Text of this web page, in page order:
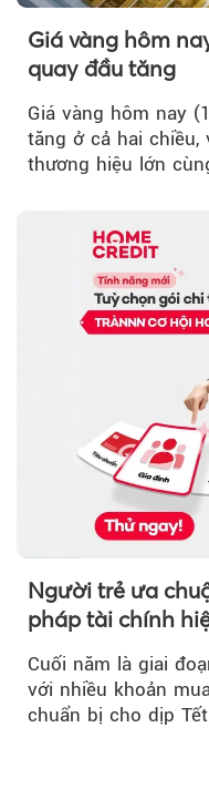
Giá vàng hôm
quay đầu tăng
Giá vàng hôm nay
tăng ở cả hai chiều,
thương hiệu lớn
Người trẻ ưa
pháp tài chính
Cuối năm là giai
với nhiều khoản
chuẩn bị cho dịp